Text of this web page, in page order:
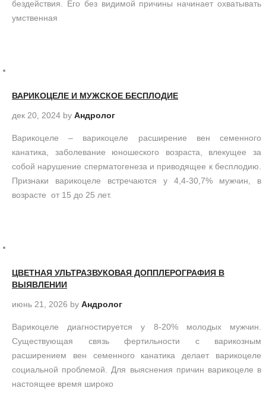
бездействия. Его без видимой причины начинает охватывать
умственная
ВАРИКОЦЕЛЕ И МУЖСКОЕ БЕСПЛОДИЕ
дек 20, 2024 by Андролог
Варикоцеле – варикоцеле расширение вен семенного
канатика, заболевание юношеского возраста, влекущее за
собой нарушение сперматогенеза и приводящее к бесплодию.
Признаки варикоцеле встречаются у 4,4-30,7% мужчин, в
возрасте от 15 до 25 лет.
ЦВЕТНАЯ УЛЬТРАЗВУКОВАЯ ДОППЛЕРОГРАФИЯ В
ВЫЯВЛЕНИИ
июнь 21, 2026 by Андролог
Варикоцеле диагностируется у 8-20% молодых мужчин.
Существующая связь фертильности с варикозным
расширением вен семенного канатика делает варикоцеле
социальной проблемой. Для выяснения причин варикоцеле в
настоящее время широко